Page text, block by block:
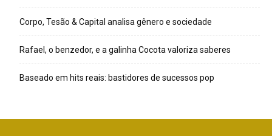
Corpo, Tesão & Capital analisa gênero e sociedade
Rafael, o benzedor, e a galinha Cocota valoriza saberes
Baseado em hits reais: bastidores de sucessos pop